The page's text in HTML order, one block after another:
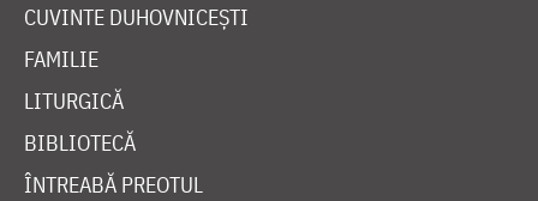
CUVINTE DUHOVNICEȘTI
FAMILIE
LITURGICĂ
BIBLIOTECĂ
ÎNTREABĂ PREOTUL